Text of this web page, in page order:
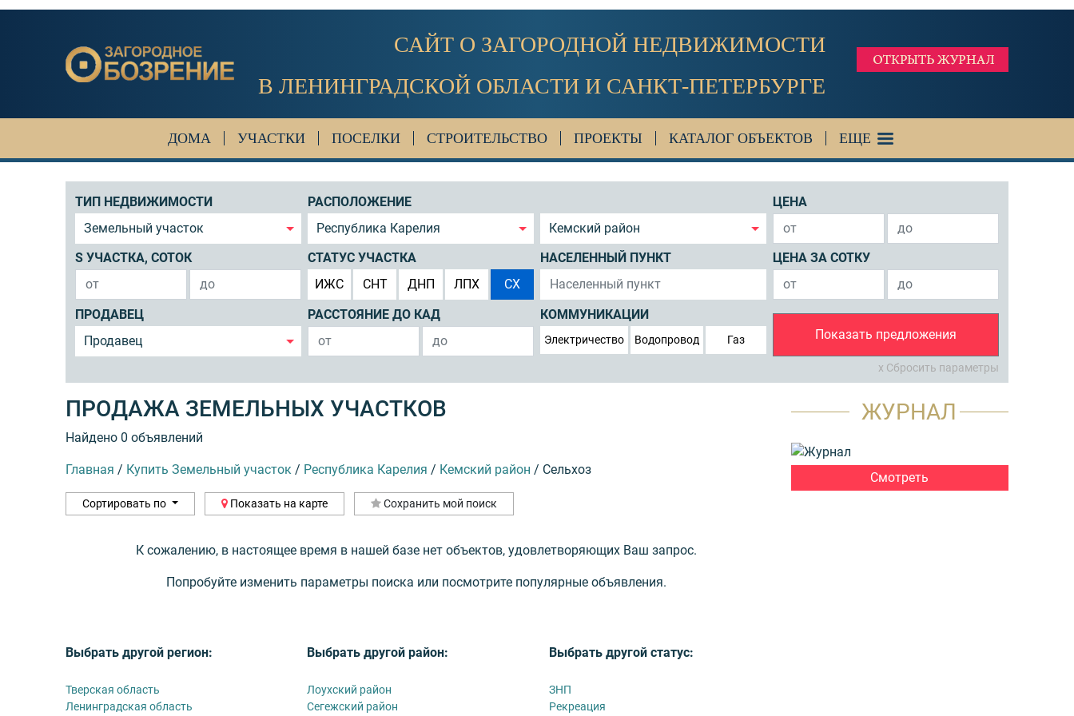
САЙТ О ЗАГОРОДНОЙ НЕДВИЖИМОСТИ
В ЛЕНИНГРАДСКОЙ ОБЛАСТИ И САНКТ-ПЕТЕРБУРГЕ
ДОМА УЧАСТКИ ПОСЕЛКИ СТРОИТЕЛЬСТВО ПРОЕКТЫ КАТАЛОГ ОБЪЕКТОВ ЕЩЕ
ТИП НЕДВИЖИМОСТИ
Земельный участок
РАСПОЛОЖЕНИЕ
Республика Карелия
Кемский район
ЦЕНА
S УЧАСТКА, СОТОК
СТАТУС УЧАСТКА
ИЖС
СНТ ДНП ЛПХ СХ
НАСЕЛЕННЫЙ ПУНКТ ЦЕНА ЗА СОТКУ
ПРОДАВЕЦ
Продавец
РАССТОЯНИЕ ДО КАД КОММУНИКАЦИИ
Электричество Водопровод Газ Показать предложения
x Сбросить параметры
ПРОДАЖА ЗЕМЕЛЬНЫХ УЧАСТКОВ
Найдено 0 объявлений
Главная / Купить Земельный участок / Республика Карелия / Кемский район / Сельхоз
Сортировать по Показать на карте Сохранить мой поиск
К сожалению, в настоящее время в нашей базе нет объектов, удовлетворяющих Ваш запрос.
Попробуйте изменить параметры поиска или посмотрите популярные объявления.
Выбрать другой регион:
Тверская область
Ленинградская область
Выбрать другой район:
Лоухский район
Сегежский район
Выбрать другой статус:
ЗНП
Рекреация
ЖУРНАЛ
Смотреть